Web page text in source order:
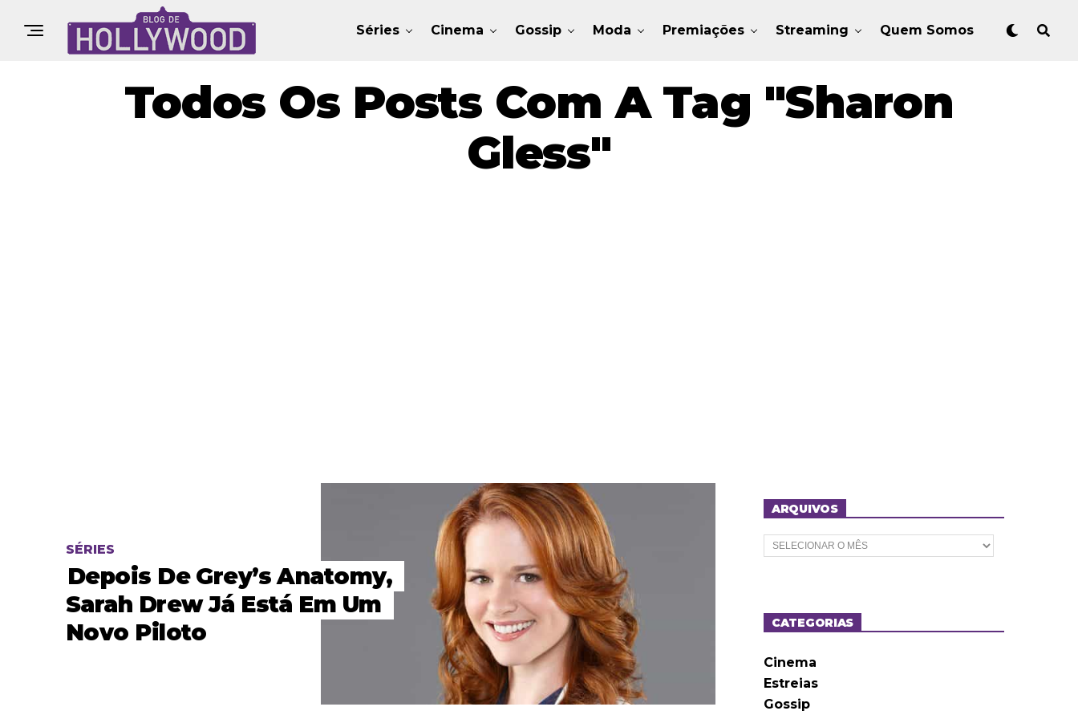
Séries Cinema Gossip Moda Premiações Streaming Quem Somos
Todos Os Posts Com A Tag "Sharon
Gless"
SÉRIES
Depois De Grey’s Anatomy,
Sarah Drew Já Está Em Um
Novo Piloto
ARQUIVOS
A
r
o
sCATEGORIAS
Cinema
Estreias
Gossip